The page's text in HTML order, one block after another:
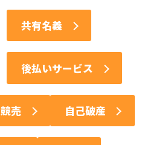
共有名義
後払いサービス
競売 自己破産